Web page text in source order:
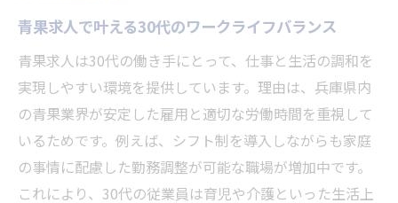
青果求人で叶える30代のワークライフバランス
青果求人は30代の働き手にとって、仕事と生活の調和を
実現しやすい環境を提供しています。理由は、兵庫県内
の青果業界が安定した雇用と適切な労働時間を重視して
いるためです。例えば、シフト制を導入しながらも家庭
の事情に配慮した勤務調整が可能な職場が増加中です。
これにより、30代の従業員は育児や介護といった生活上